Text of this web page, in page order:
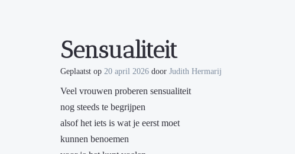
Sensualiteit
Geplaatst op 20 april 2026 door Judith Hermarij
Veel vrouwen proberen sensualiteit
nog steeds te begrijpen
alsof het iets is wat je eerst moet
kunnen benoemen